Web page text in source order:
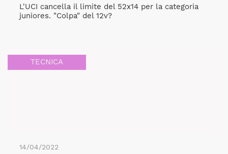
L'UCI cancella il limite del 52x14 per la categoria
juniores. "Colpa" del 12v?
TECNICA
14/04/2022